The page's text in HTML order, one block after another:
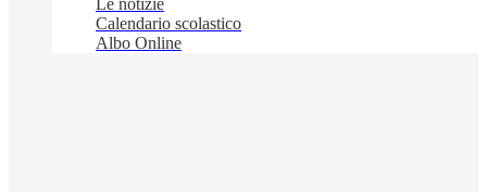
Le notizie
Calendario scolastico
Albo Online